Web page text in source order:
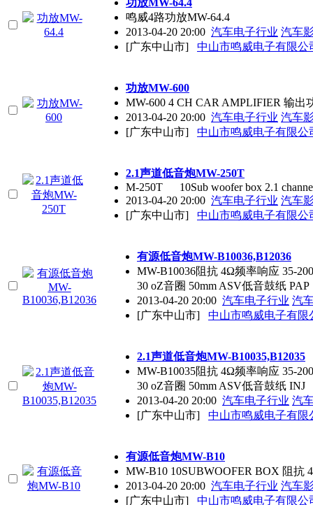
鸣威4路功放MW-64.4
2013-04-20 20:00 汽车电子行业 汽车
[广东中山市]
中山市鸣威电子有限公
功放MW-600
MW-600 4 CH CAR AMPLIFIER 输出
2013-04-20 20:00 汽车电子行业 汽车
[广东中山市]
中山市鸣威电子有限公
2.1声道低音炮MW-250T
M-250T 10Sub woofer box 2.1
2013-04-20 20:00 汽车电子行业 汽车
[广东中山市]
中山市鸣威电子有限公
有源低音炮MW-B10036,B12036
MW-B10036阻抗 4Ω频率响应 35-
30 oZ音圈 50mm ASV低音鼓纸 PAP
2013-04-20 20:00 汽车电子行业 汽
[广东中山市]
中山市鸣威电子有限
2.1声道低音炮MW-B10035,B12035
MW-B10035阻抗 4Ω频率响应 35-
30 oZ音圈 50mm ASV低音鼓纸 INJ
2013-04-20 20:00 汽车电子行业 汽
[广东中山市]
中山市鸣威电子有限
有源低音炮MW-B10
MW-B10 10SUBWOOFER BOX 阻抗
2013-04-20 20:00 汽车电子行业 汽车
[广东中山市]
中山市鸣威电子有限公